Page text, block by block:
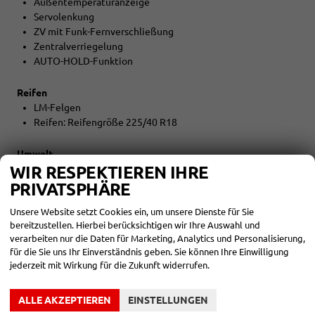
Außentemperaturanzeige
Servolenkung
ZV mit Funk-Fernverschließung
Zentralverriegelung
AUTO-HOLD-Funktion
Reifen
LM-Felgen
Reifen: Reifengröße 225/40 R18
Umwelt
Abgaskonzept EU6e
START-STOPP-Automatik
Sonstiges
Irrtümer vorbehalten
Die Seat Anschlussgarantie verlängert die 2-jährige
Herstellergarantie ab Hersteller-Übergabeinspektion um
von 100.000 km
WIR RESPEKTIEREN IHRE
PRIVATSPHÄRE
Unsere Website setzt Cookies ein, um unsere Dienste für Sie
bereitzustellen. Hierbei berücksichtigen wir Ihre Auswahl und
verarbeiten nur die Daten für Marketing, Analytics und Personalisierung,
für die Sie uns Ihr Einverständnis geben. Sie können Ihre Einwilligung
jederzeit mit Wirkung für die Zukunft widerrufen.
ALLE AKZEPTIEREN EINSTELLUNGEN